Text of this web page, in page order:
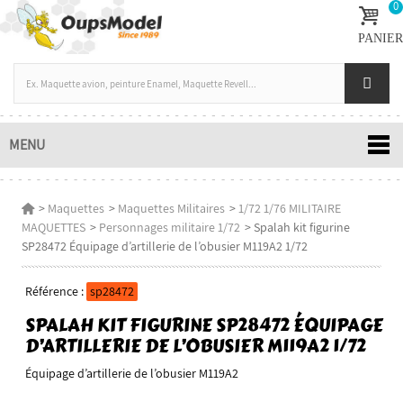
0
PANIER
MENU
> Maquettes > Maquettes Militaires >1/72 1/76 MILITAIRE
MAQUETTES > Personnages militaire 1/72 > Spalah kit figurine
SP28472 Équipage d’artillerie de l’obusier M119A2 1/72
Référence : sp28472
SPALAH KIT FIGURINE SP28472 ÉQUIPAGE
D’ARTILLERIE DE L’OBUSIER M119A2 1/72
Équipage d’artillerie de l’obusier M119A2